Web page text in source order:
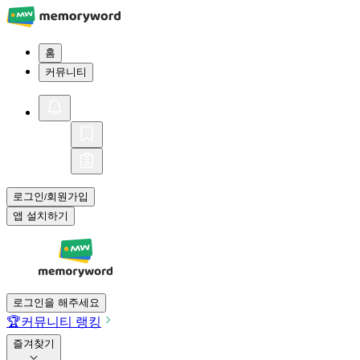
홈
커뮤니티
로그인/회원가입
앱 설치하기
로그인을 해주세요
🏆커뮤니티 랭킹
즐겨찾기